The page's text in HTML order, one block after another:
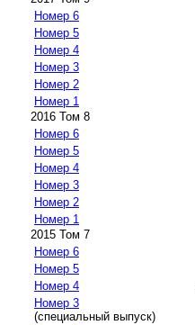
Номер 6
Номер 5
Номер 4
Номер 3
Номер 2
Номер 1
2016 Том 8
Номер 6
Номер 5
Номер 4
Номер 3
Номер 2
Номер 1
2015 Том 7
Номер 6
Номер 5
Номер 4
Номер 3
(специальный выпуск)